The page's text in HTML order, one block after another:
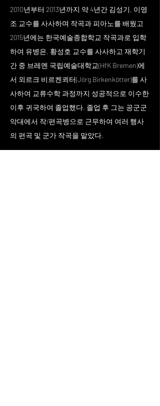
2010년부터 2013년까지 약 4년간 김성기, 이영
조 교수를 사사하며 작곡과 피아노를 배웠고
2015년에는 한국예술종합학교 작곡과로 입학
하여 유병은, 황성호 교수를 사사하고 재학기
간 중 브레멘 국립예술대학교(HfK Bremen)에
서 외르크 비르켄쾨터(Jörg Birkenkötter)를 사
사하여 교류수학 과정까지 성공적으로 이수한
이후 귀국하여 졸업했다. 졸업 후 그는 공군군
악대에서 작/편곡병으로 근무하여 여러 행사
의 편곡 및 군가 작곡을 맡았다.